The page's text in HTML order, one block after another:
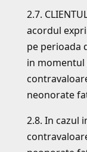
2.7.
acordul
pe perioada
in momentul
neonorate
2.8. In cazul